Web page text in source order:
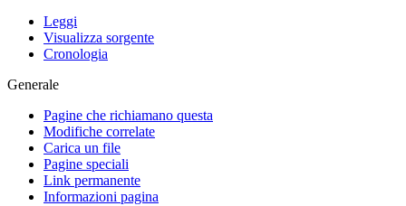
Leggi
Visualizza sorgente
Cronologia
Generale
Pagine che richiamano questa
Modifiche correlate
Carica un file
Pagine speciali
Link permanente
Informazioni pagina